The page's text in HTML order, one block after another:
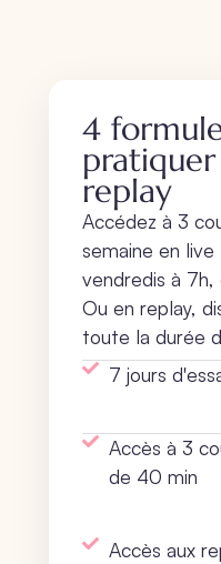
4
replay
Accédez à 3
semaine en
vendredis à
Ou en replay,
toute la durée
7 jours
Accès à 3
de 40 min
Accès aux